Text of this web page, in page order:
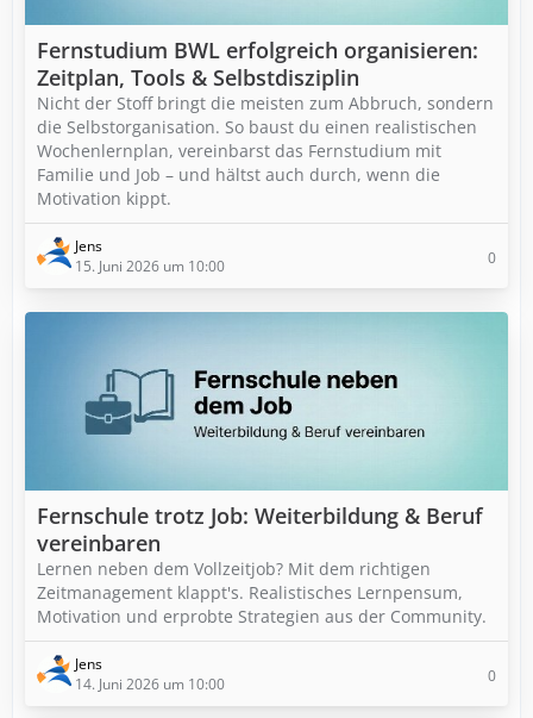
Fernstudium BWL erfolgreich organisieren:
Zeitplan, Tools & Selbstdisziplin
Nicht der Stoff bringt die meisten zum Abbruch, sondern
die Selbstorganisation. So baust du einen realistischen
Wochenlernplan, vereinbarst das Fernstudium mit
Familie und Job – und hältst auch durch, wenn die
Motivation kippt.
Jens
15. Juni 2026 um 10:00
0
Fernschule trotz Job: Weiterbildung & Beruf
vereinbaren
Lernen neben dem Vollzeitjob? Mit dem richtigen
Zeitmanagement klappt's. Realistisches Lernpensum,
Motivation und erprobte Strategien aus der Community.
Jens
14. Juni 2026 um 10:00
0